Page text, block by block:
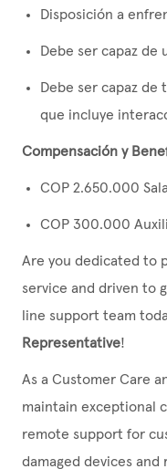
Disposición a
Debe ser capaz de
Debe ser capaz de
que incluye
Compensación y
COP 2.650.000
COP 300.000
Are you dedicated to
service and driven to
line support team
Representative!
As a Customer Care
maintain exceptional
remote support for
damaged devices and